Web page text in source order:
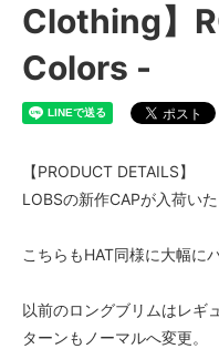
Clothing】
Colors -
【PRODUCT DETAILS】
LOBSの新作CAPが入荷いた
こちらもHAT同様に大幅に
以前のロングブリムはレギ
ターンもノーマルへ変更。